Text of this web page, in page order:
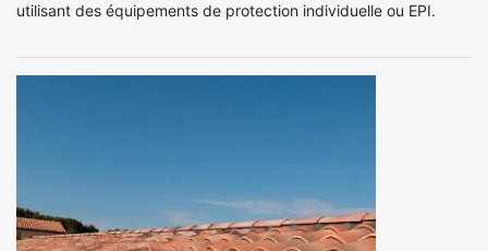
utilisant des équipements de protection individuelle ou EPI.